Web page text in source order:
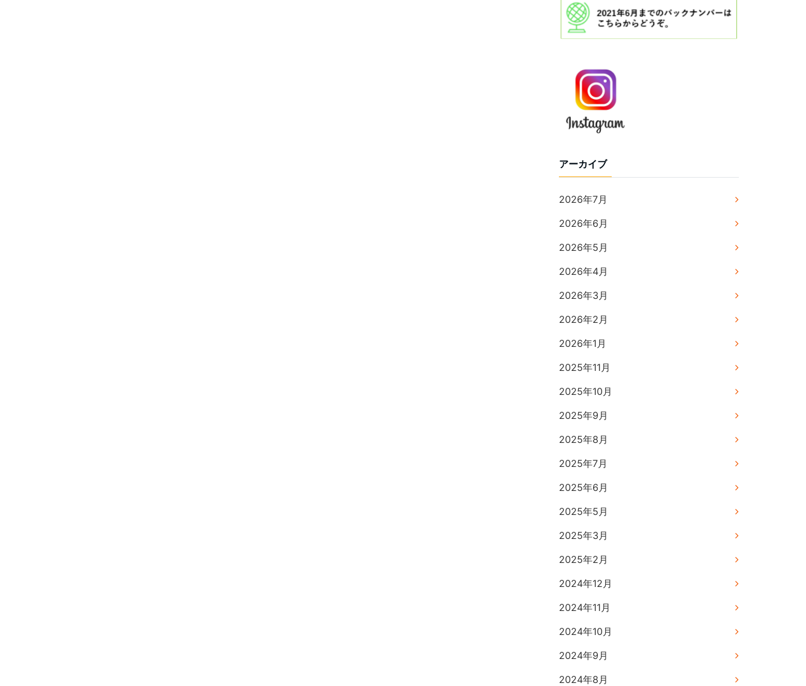
アーカイブ
2026年7月
2026年6月
2026年5月
2026年4月
2026年3月
2026年2月
2026年1月
2025年11月
2025年10月
2025年9月
2025年8月
2025年7月
2025年6月
2025年5月
2025年3月
2025年2月
2024年12月
2024年11月
2024年10月
2024年9月
2024年8月